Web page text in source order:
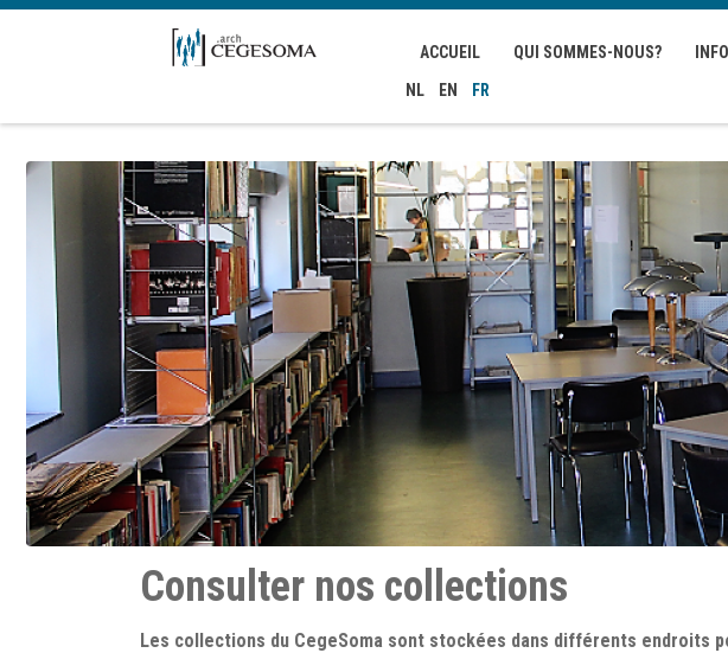
Aller au contenu principal
ACCUEIL QUI SOMMES-NOUS?
NL
EN FR
Consulter nos collections
Les collections du CegeSoma sont stockées dans différents endroits